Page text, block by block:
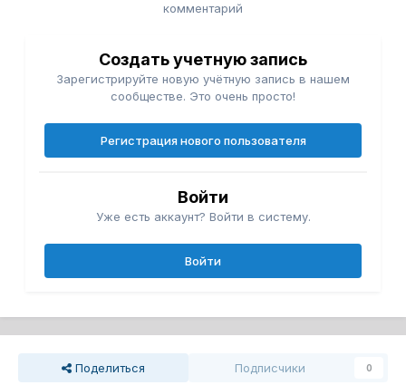
комментарий
Создать учетную запись
Зарегистрируйте новую учётную запись в нашем
сообществе. Это очень просто!
Регистрация нового пользователя
Войти
Уже есть аккаунт? Войти в систему.
Войти
Поделиться Подписчики 0